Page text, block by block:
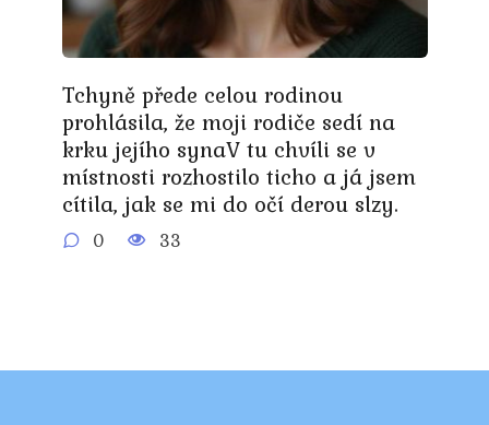
Tchyně přede celou rodinou
prohlásila, že moji rodiče sedí na
krku jejího synaV tu chvíli se v
místnosti rozhostilo ticho a já jsem
cítila, jak se mi do očí derou slzy.
0 33